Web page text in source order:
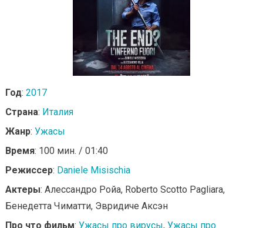
Год: 2017
Страна: Италия
Жанр: Ужасы
Время: 100 мин. / 01:40
Режиссер: Daniele Misischia
Актеры: Алессандро Ройа, Roberto Scotto Pagliara,
Бенедетта Чиматти, Эвридиче Аксэн
Про что фильм: Ужасы про вирусы, Ужасы про